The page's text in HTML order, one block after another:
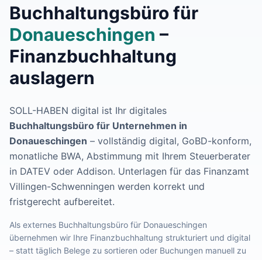
Buchhaltungsbüro für
Donaueschingen –
Finanzbuchhaltung
auslagern
SOLL-HABEN digital ist Ihr digitales
Buchhaltungsbüro für Unternehmen in
Donaueschingen – vollständig digital, GoBD-konform,
monatliche BWA, Abstimmung mit Ihrem Steuerberater
in DATEV oder Addison. Unterlagen für das Finanzamt
Villingen-Schwenningen werden korrekt und
fristgerecht aufbereitet.
Als externes Buchhaltungsbüro für Donaueschingen
übernehmen wir Ihre Finanzbuchhaltung strukturiert und digital
– statt täglich Belege zu sortieren oder Buchungen manuell zu
Kontakt
Häufige Fragen FAQ
Blog
Lohnabrechnung Backnang
Lohnabrechnung Waiblingen
Lohnabrechnung Schorndorf
Lohnabrechnung Stuttgart
Lohnabrechnung Heilbronn
Lohnabrechnung Karlsruhe
Lohnabrechnung Freiburg
Lohnabrechnung Mannheim
Lohnabrechnung Heidelberg
Lohnabrechnung Ulm
Lohnabrechnung Reutlingen
Lohnabrechnung Tübingen
Lohnabrechnung Konstanz
Lohnabrechnung Ludwigsburg